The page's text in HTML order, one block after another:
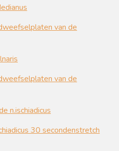
van de
van de
n.ischiadicus
30 secondenstretch